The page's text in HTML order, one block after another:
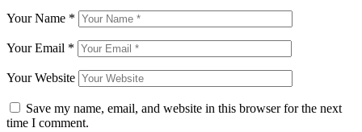
Your Name *
Your Email *
Your Website
Save my name, email, and website in this browser for the next
time I comment.